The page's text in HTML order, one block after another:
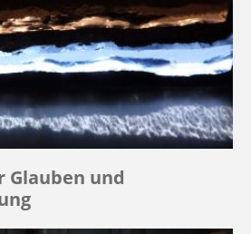
Glauben und